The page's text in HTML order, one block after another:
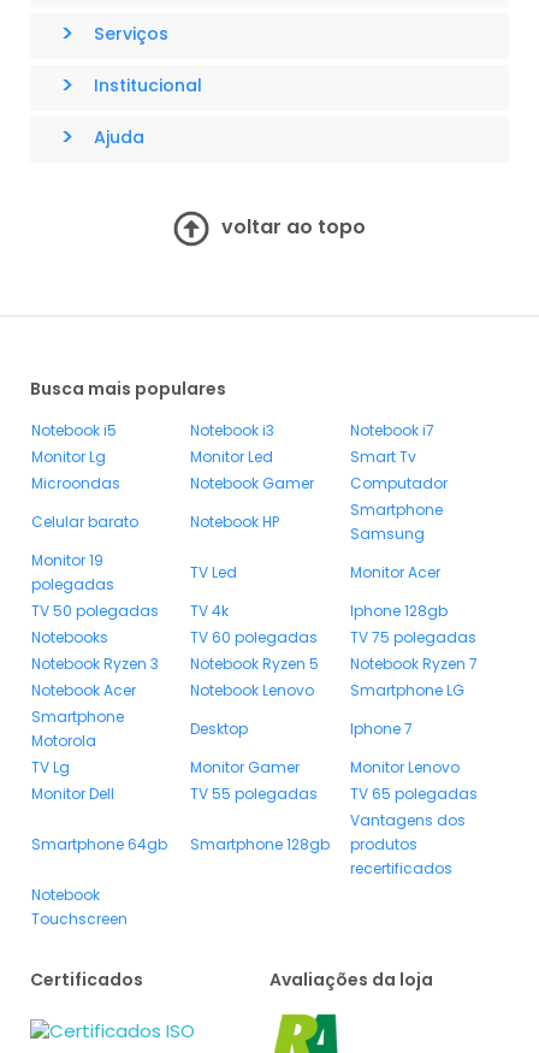
> Serviços
> Institucional
> Ajuda
voltar ao topo
Busca mais populares
Notebook i5 Notebook i3
Notebook i7
Monitor Lg
Monitor Led
Smart Tv
Microondas
Notebook Gamer
Computador
Celular barato
Notebook HP
Smartphone
Samsung
Monitor 19
polegadas
TV Led
Monitor Acer
TV 50 polegadas
TV 4k
Iphone 128gb
Notebooks
TV 60 polegadas
TV 75 polegadas
Notebook Ryzen 3
Notebook Ryzen 5
Notebook Ryzen 7
Notebook Acer
Notebook Lenovo
Smartphone LG
Smartphone
Motorola
Desktop
Iphone 7
TV Lg
Monitor Gamer
Monitor Lenovo
Monitor Dell
TV 55 polegadas TV 65 polegadas
Smartphone 64gb Smartphone 128gb
Vantagens dos
produtos
recertificados
Notebook
Touchscreen
Certificados Avaliações da loja